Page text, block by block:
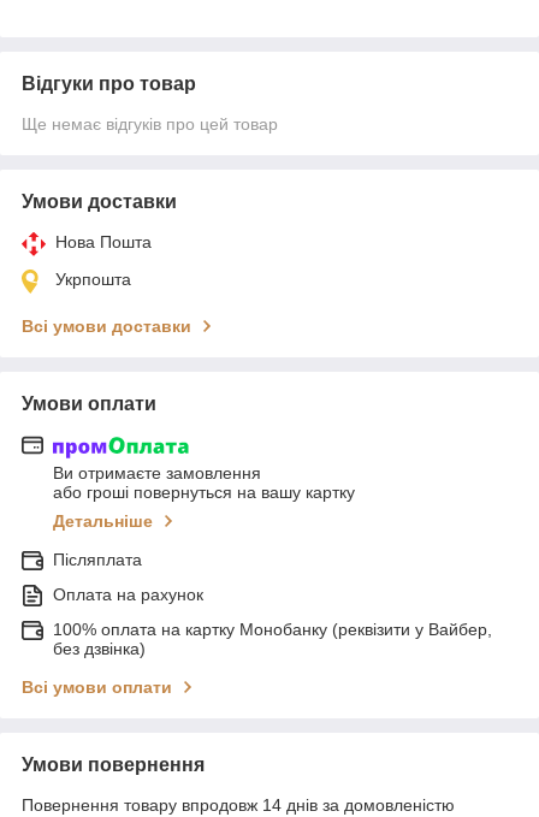
Відгуки про товар
Ще немає відгуків про цей товар
Умови доставки
Нова Пошта
Укрпошта
Всі умови доставки
Умови оплати
Ви отримаєте замовлення
або гроші повернуться на вашу картку
Детальніше
Післяплата
Оплата на рахунок
100% оплата на картку Монобанку (реквізити у Вайбер,
без дзвінка)
Всі умови оплати
Умови повернення
Повернення товару впродовж 14 днів за домовленістю